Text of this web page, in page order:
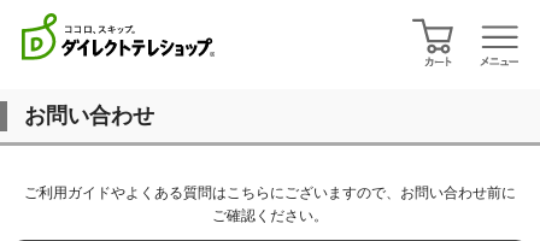
お問い合わせ
ご利用ガイドやよくある質問はこちらにございますので、お問い合わせ前に
ご確認ください。